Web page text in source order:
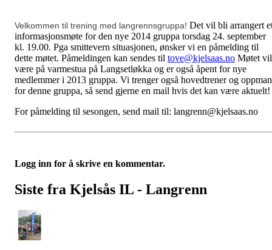
Velkommen til trening med langrennsgruppa! Det vil bli arrangert
informasjonsmøte for den nye 2014 gruppa torsdag 24. september
kl. 19.00. Pga smittevern situasjonen, ønsker vi en påmelding til
dette møtet. Påmeldingen kan sendes til tove@kjelsaas.no Møtet vil
være på varmestua på Langsetløkka og er også åpent for nye
medlemmer i 2013 gruppa. Vi trenger også hovedtrener og
for denne gruppa, så send gjerne en mail hvis det kan være aktuelt!
For påmelding til sesongen, send mail til: langrenn@kjelsaas.no
Logg inn for å skrive en kommentar.
Siste fra Kjelsås IL - Langrenn